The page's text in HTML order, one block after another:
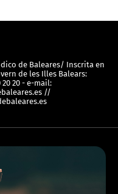
de Baleares/ Inscrita en
de les Illes Balears:
20 20 - e-mail:
//